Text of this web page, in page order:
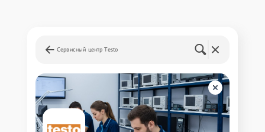
Сервисный центр Testo